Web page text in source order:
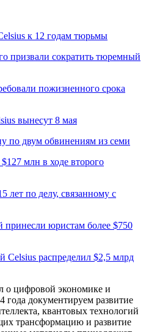
к 12 годам тюрьмы
призвали сократить тюремный
пожизненного срока
вынесут 8 мая
по двум обвинениям из семи
млн в ходе второго
лет по делу, связанному с
принесли юристам более $750
распределил $2,5 млрд
о цифровой экономике и
года документируем развитие
квантовых технологий
трансформацию и развитие